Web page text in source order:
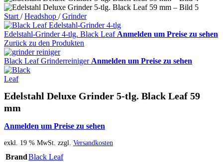
Start / Headshop / Grinder
Edelstahl-Grinder 4-tlg. Black Leaf Anmelden um Preise zu sehen
Zurück zu den Produkten
Black Leaf Grinderreiniger Anmelden um Preise zu sehen
Edelstahl Deluxe Grinder 5-tlg. Black Leaf 59
mm
Anmelden um Preise zu sehen
exkl. 19 % MwSt. zzgl. Versandkosten
BrandBlack Leaf